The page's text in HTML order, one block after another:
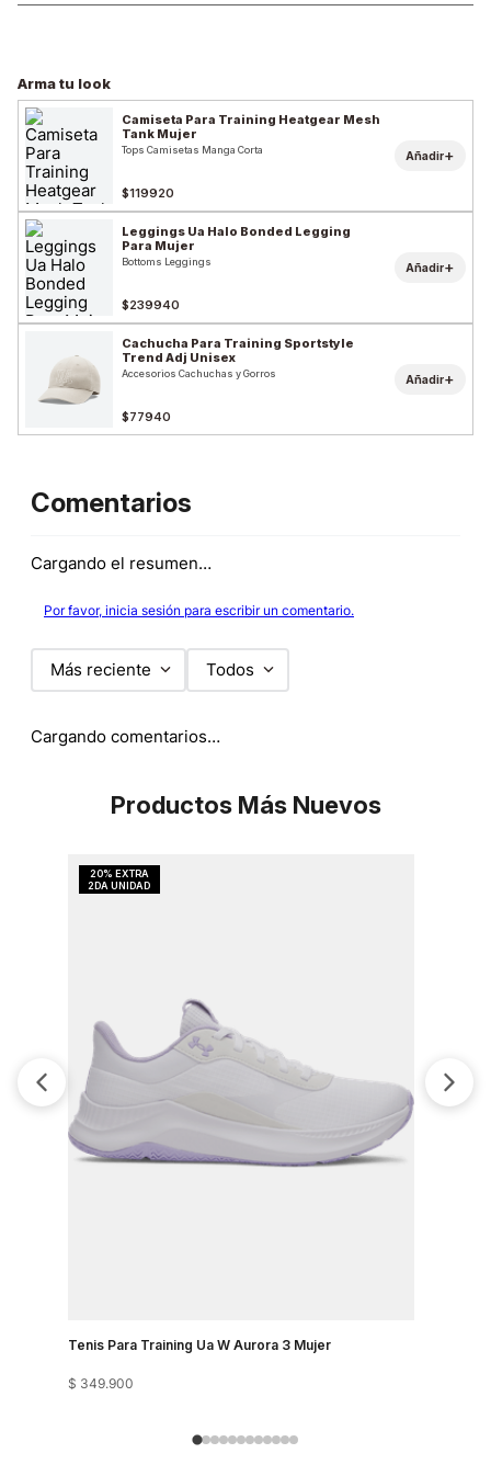
Arma tu look
Camiseta Para Training Heatgear Mesh
Tank Mujer
Tops Camisetas Manga Corta
$119920
Añadir+
Leggings Ua Halo Bonded Legging
Para Mujer
Bottoms Leggings
$239940
Añadir+
Cachucha Para Training Sportstyle
Trend Adj Unisex
Accesorios Cachuchas y Gorros
$77940
Añadir+
Comentarios
Cargando el resumen…
Por favor, inicia sesión para escribir un comentario.
Más reciente Todos
Cargando comentarios…
Productos Más Nuevos
Tenis Para Training Ua W Aurora 3 Mujer
$ 349.900